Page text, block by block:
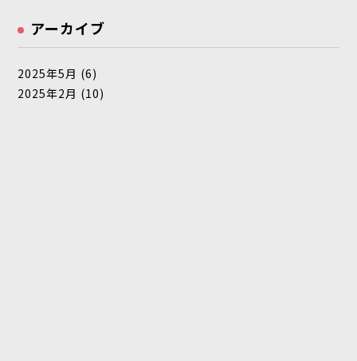
アーカイブ
2025年5月 (6)
2025年2月 (10)